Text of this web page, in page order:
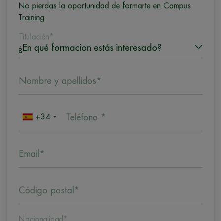
No pierdas la oportunidad de formarte en Campus
Training
Titulación*
Nombre y apellidos*
+34 Teléfono *
Email*
Código postal*
Nacionalidad*